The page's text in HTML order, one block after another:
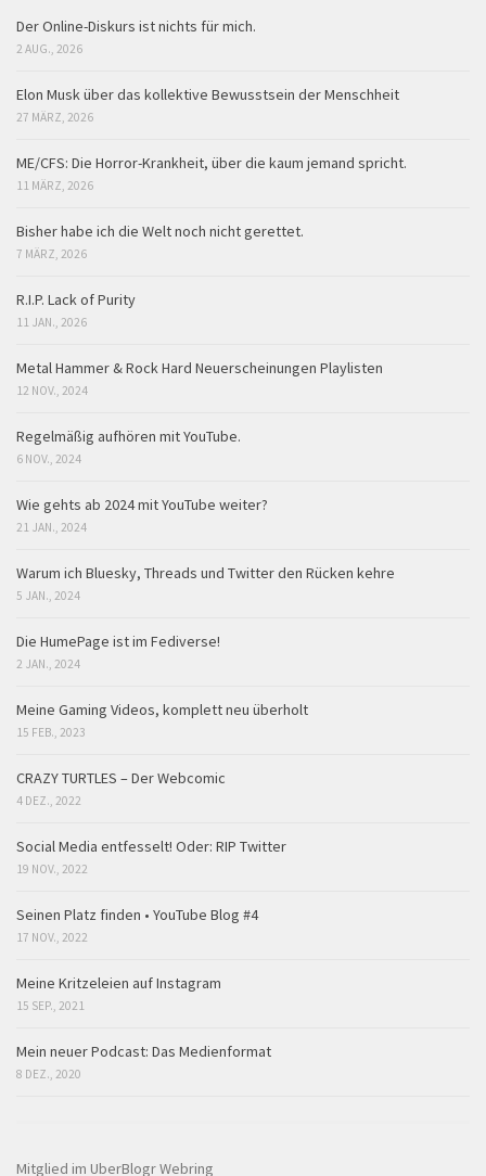
Der Online-Diskurs ist nichts für mich.
2 AUG., 2026
Elon Musk über das kollektive Bewusstsein der Menschheit
27 MÄRZ, 2026
ME/CFS: Die Horror-Krankheit, über die kaum jemand spricht.
11 MÄRZ, 2026
Bisher habe ich die Welt noch nicht gerettet.
7 MÄRZ, 2026
R.I.P. Lack of Purity
11 JAN., 2026
Metal Hammer & Rock Hard Neuerscheinungen Playlisten
12 NOV., 2024
Regelmäßig aufhören mit YouTube.
6 NOV., 2024
Wie gehts ab 2024 mit YouTube weiter?
21 JAN., 2024
Warum ich Bluesky, Threads und Twitter den Rücken kehre
5 JAN., 2024
Die HumePage ist im Fediverse!
2 JAN., 2024
Meine Gaming Videos, komplett neu überholt
15 FEB., 2023
CRAZY TURTLES – Der Webcomic
4 DEZ., 2022
Social Media entfesselt! Oder: RIP Twitter
19 NOV., 2022
Seinen Platz finden • YouTube Blog #4
17 NOV., 2022
Meine Kritzeleien auf Instagram
15 SEP., 2021
Mein neuer Podcast: Das Medienformat
8 DEZ., 2020
Mitglied im UberBlogr Webring